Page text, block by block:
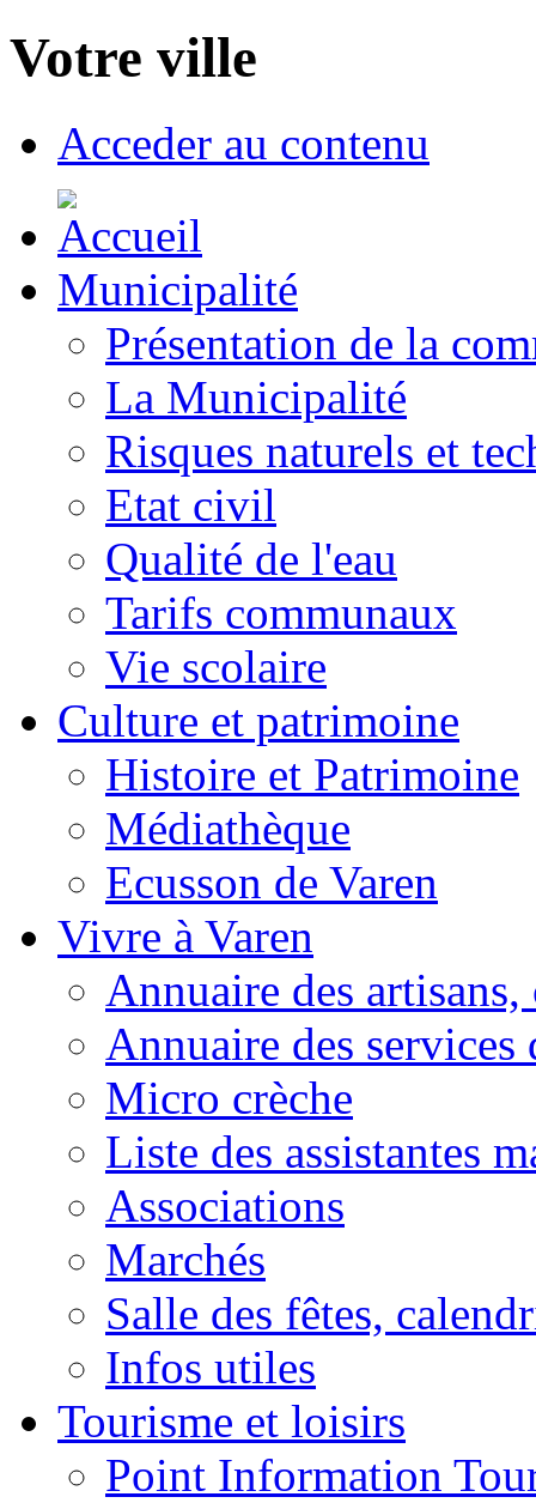
Votre ville
Acceder au contenu
Municipalité
Présentation de la
La Municipalité
Risques naturels et
Etat civil
Qualité de l'eau
Tarifs communaux
Vie scolaire
Culture et patrimoine
Histoire et Patrimoine
Médiathèque
Ecusson de Varen
Vivre à Varen
Annuaire des
Annuaire des services
Micro crèche
Liste des assistantes
Associations
Marchés
Salle des fêtes,
Infos utiles
Tourisme et loisirs
Point Information